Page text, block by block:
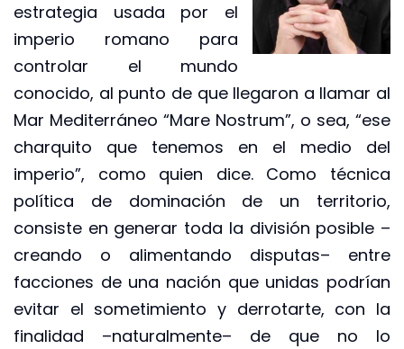
estrategia usada por el
imperio romano para
controlar el mundo
conocido, al punto de que llegaron a llamar al
Mar Mediterráneo “Mare Nostrum”, o sea, “ese
charquito que tenemos en el medio del
imperio”, como quien dice. Como técnica
política de dominación de un territorio,
consiste en generar toda la división posible –
creando o alimentando disputas– entre
facciones de una nación que unidas podrían
evitar el sometimiento y derrotarte, con la
finalidad –naturalmente– de que no lo